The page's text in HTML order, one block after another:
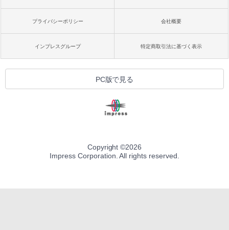
プライバシーポリシー 会社概要
インプレスグループ 特定商取引法に基づく表示
PC版で見る
Copyright ©2026
Impress Corporation. All rights reserved.